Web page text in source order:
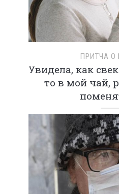
ПРИТЧА О
Увидела, как
то в мой чай,